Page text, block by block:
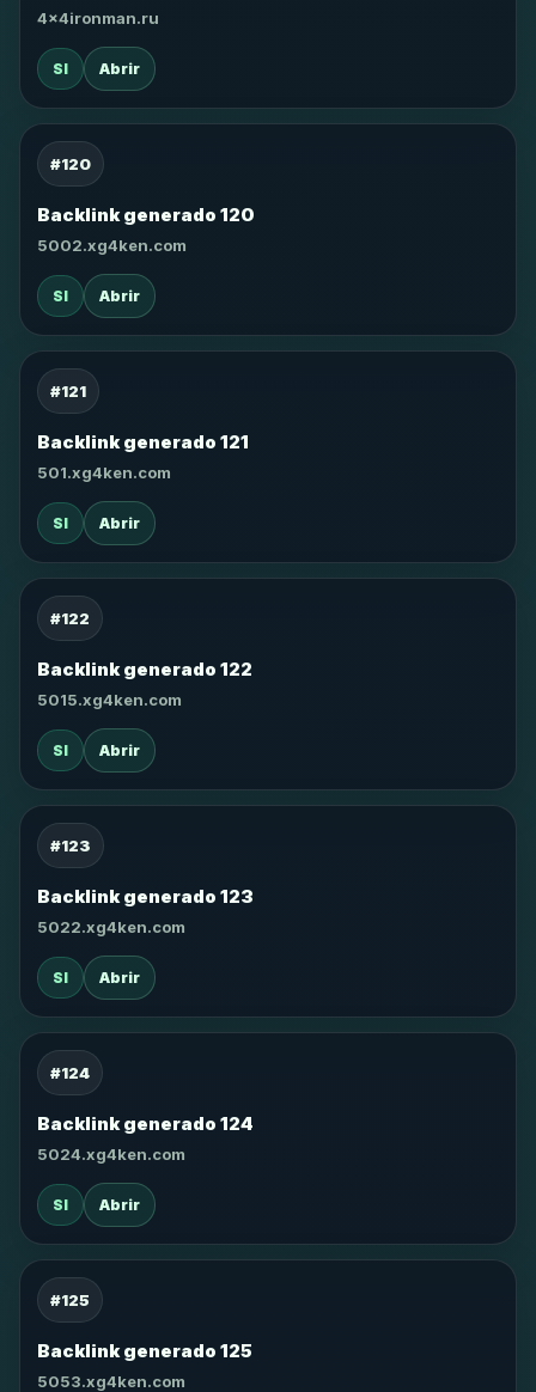
4x4ironman.ru
SI Abrir
#120
Backlink generado 120
5002.xg4ken.com
SI Abrir
#121
Backlink generado 121
501.xg4ken.com
SI Abrir
#122
Backlink generado 122
5015.xg4ken.com
SI Abrir
#123
Backlink generado 123
5022.xg4ken.com
SI Abrir
#124
Backlink generado 124
5024.xg4ken.com
SI Abrir
#125
Backlink generado 125
5053.xg4ken.com